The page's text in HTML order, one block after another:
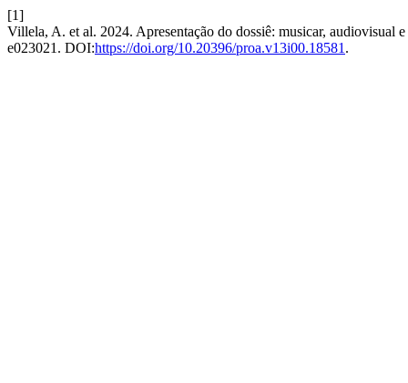
[1]
Villela, A. et al. 2024. Apresentação do dossiê: musicar, audiovisual
e023021. DOI:https://doi.org/10.20396/proa.v13i00.18581 .